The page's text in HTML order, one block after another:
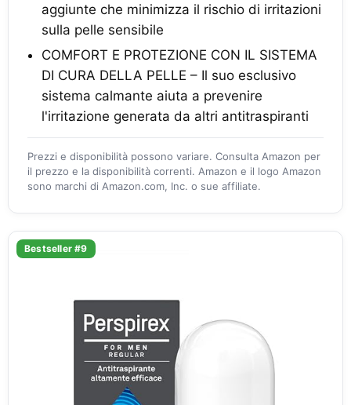
aggiunte che minimizza il rischio di irritazioni
sulla pelle sensibile
COMFORT E PROTEZIONE CON IL SISTEMA
DI CURA DELLA PELLE – Il suo esclusivo
sistema calmante aiuta a prevenire
l'irritazione generata da altri antitraspiranti
Prezzi e disponibilità possono variare. Consulta Amazon per
il prezzo e la disponibilità correnti. Amazon e il logo Amazon
sono marchi di Amazon.com, Inc. o sue affiliate.
Bestseller #9